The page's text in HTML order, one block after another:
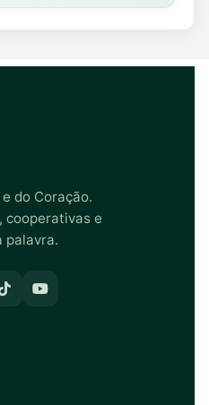
do Coração.
cooperativas e
palavra.